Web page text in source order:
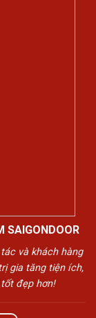
SAIGONDOOR
và khách hàng
gia tăng tiện ích,
đẹp hơn!